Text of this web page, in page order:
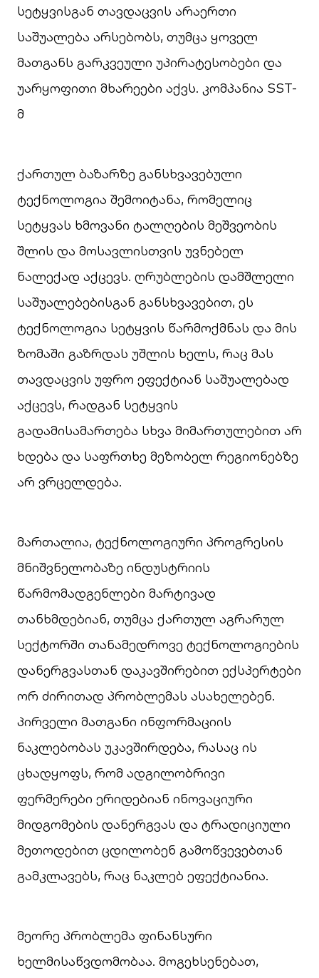
სეტყვისგან თავდაცვის არაერთი
საშუალება არსებობს, თუმცა ყოველ
მათგანს გარკვეული უპირატესობები და
უარყოფითი მხარეები აქვს. კომპანია SST-
მ
ქართულ ბაზარზე განსხვავებული
ტექნოლოგია შემოიტანა, რომელიც
სეტყვას ხმოვანი ტალღების მეშვეობის
შლის და მოსავლისთვის უვნებელ
ნალექად აქცევს. ღრუბლების დამშლელი
საშუალებებისგან განსხვავებით, ეს
ტექნოლოგია სეტყვის წარმოქმნას და მის
ზომაში გაზრდას უშლის ხელს, რაც მას
თავდაცვის უფრო ეფექტიან საშუალებად
აქცევს, რადგან სეტყვის
გადამისამართება სხვა მიმართულებით არ
ხდება და საფრთხე მეზობელ რეგიონებზე
არ ვრცელდება.
მართალია, ტექნოლოგიური პროგრესის
მნიშვნელობაზე ინდუსტრიის
წარმომადგენლები მარტივად
თანხმდებიან, თუმცა ქართულ აგრარულ
სექტორში თანამედროვე ტექნოლოგიების
დანერგვასთან დაკავშირებით ექსპერტები
ორ ძირითად პრობლემას ასახელებენ.
პირველი მათგანი ინფორმაციის
ნაკლებობას უკავშირდება, რასაც ის
ცხადყოფს, რომ ადგილობრივი
ფერმერები ერიდებიან ინოვაციური
მიდგომების დანერგვას და ტრადიციული
მეთოდებით ცდილობენ გამოწვევებთან
გამკლავებს, რაც ნაკლებ ეფექტიანია.
მეორე პრობლემა ფინანსური
ხელმისაწვდომობაა. მოგეხსენებათ,